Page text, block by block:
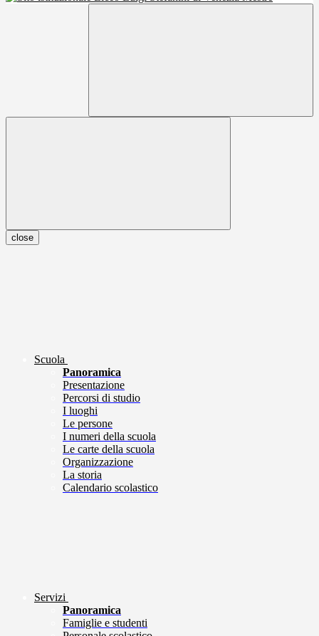
close
Scuola
Panoramica
Presentazione
Percorsi di studio
I luoghi
Le persone
I numeri della scuola
Le carte della scuola
Organizzazione
La storia
Calendario scolastico
Servizi
Panoramica
Famiglie e studenti